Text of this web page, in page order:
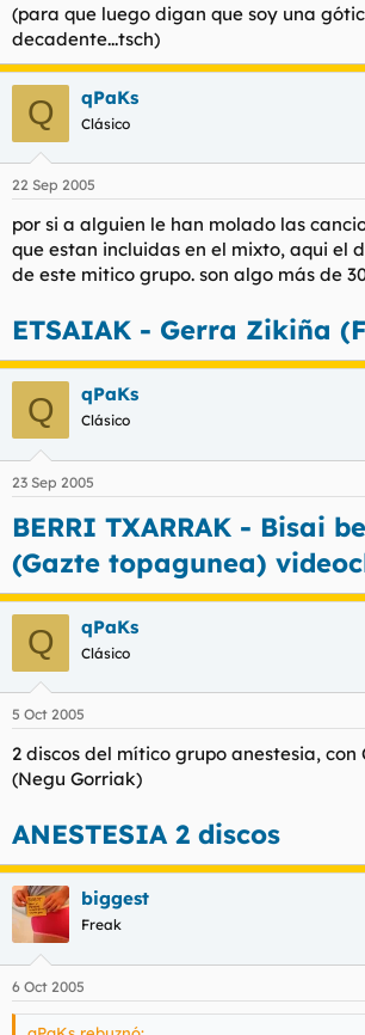
(para que luego digan que soy una
decadente...tsch)
Q qPaKs
Clásico
22 Sep 2005
por si a alguien le han molado las
que estan incluidas en el mixto, aqui el
de este mitico grupo. son algo más de
ETSAIAK - Gerra Zikiña
Q qPaKs
Clásico
23 Sep 2005
BERRI TXARRAK - Bisai
(Gazte topagunea)
Q qPaKs
Clásico
5 Oct 2005
2 discos del mítico grupo anestesia, con
(Negu Gorriak)
ANESTESIA 2 discos
biggest
Freak
6 Oct 2005